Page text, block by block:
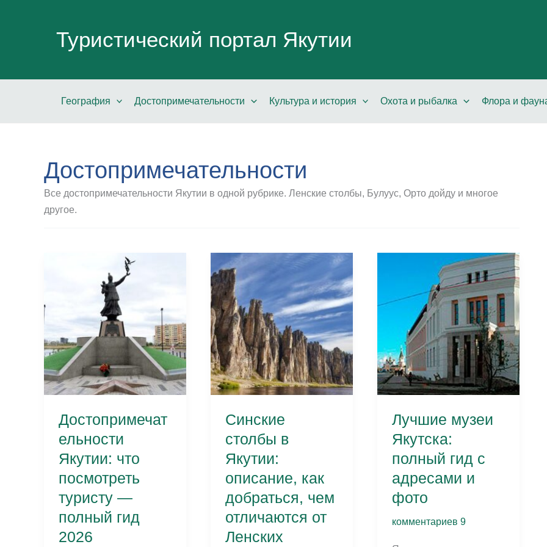
Туристический портал Якутии
География Достопримечательности Культура и история Охота и рыбалка Флора и
Достопримечательности
Все достопримечательности Якутии в одной рубрике. Ленские столбы, Булуус, Орто дойду и многое
другое.
Достопримечат
ельности
Якутии: что
посмотреть
туристу —
полный гид
2026
Синские
столбы в
Якутии:
описание, как
добраться, чем
отличаются от
Ленских
Лучшие музеи
Якутска:
полный гид с
адресами и
фото
комментариев 9